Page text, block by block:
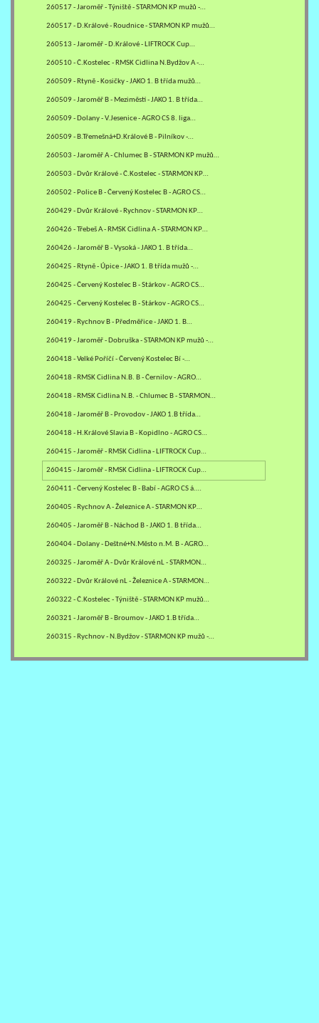
260517 - Jaroměř - Týniště - STARMON KP mužů -…
260517 - D.Králové - Roudnice - STARMON KP mužů…
260513 - Jaroměř - D.Králové - LIFTROCK Cup…
260510 - Č.Kostelec - RMSK Cidlina N.Bydžov A -…
260509 - Rtyně - Kosičky - JAKO 1. B třída mužů…
260509 - Jaroměř B - Meziměstí - JAKO 1. B třída…
260509 - Dolany - V.Jesenice - AGRO CS 8. liga…
260509 - B.Třemešná+D.Králové B - Pilníkov -…
260503 - Jaroměř A - Chlumec B - STARMON KP mužů…
260503 - Dvůr Králové - Č.Kostelec - STARMON KP…
260502 - Police B - Červený Kostelec B - AGRO CS…
260429 - Dvůr Králové - Rychnov - STARMON KP…
260426 - Třebeš A - RMSK Cidlina A - STARMON KP…
260426 - Jaroměř B - Vysoká - JAKO 1. B třída…
260425 - Rtyně - Úpice - JAKO 1. B třída mužů -…
260425 - Červený Kostelec B - Stárkov - AGRO CS…
260425 - Červený Kostelec B - Stárkov - AGRO CS…
260419 - Rychnov B - Předměřice - JAKO 1. B…
260419 - Jaroměř - Dobruška - STARMON KP mužů -…
260418 - Velké Poříčí - Červený Kostelec Bí -…
260418 - RMSK Cidlina N.B. B - Černilov - AGRO…
260418 - RMSK Cidlina N.B. - Chlumec B - STARMON…
260418 - Jaroměř B - Provodov - JAKO 1.B třída…
260418 - H.Králové Slavia B - Kopidlno - AGRO CS…
260415 - Jaroměř - RMSK Cidlina - LIFTROCK Cup…
260415 - Jaroměř - RMSK Cidlina - LIFTROCK Cup…
260411 - Červený Kostelec B - Babí - AGRO CS á.…
260405 - Rychnov A - Železnice A - STARMON KP…
260405 - Jaroměř B - Náchod B - JAKO 1. B třída…
260404 - Dolany - Deštné+N.Město n.M. B - AGRO…
260325 - Jaroměř A - Dvůr Králové nL - STARMON…
260322 - Dvůr Králové nL - Železnice A - STARMON…
260322 - Č.Kostelec - Týniště - STARMON KP mužů…
260321 - Jaroměř B - Broumov - JAKO 1.B třída…
260315 - Rychnov - N.Bydžov - STARMON KP mužů -…